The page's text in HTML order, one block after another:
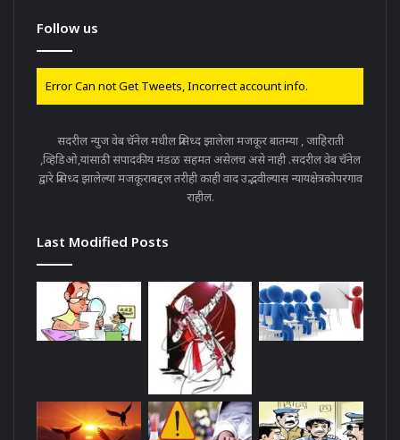
Follow us
Error Can not Get Tweets, Incorrect account info.
सदरील न्युज वेब चॅनेल मधील प्रसिध्द झालेला मजकूर बातम्या , जाहिराती
,व्हिडिओ,यांसाठी संपादकीय मंडळ सहमत असेलच असे नाही .सदरील वेब चॅनेल
द्वारे प्रसिध्द झालेल्या मजकूराबद्दल तरीही काही वाद उद्भवील्यास न्यायक्षेत्रकोपरगाव
राहील.
Last Modified Posts